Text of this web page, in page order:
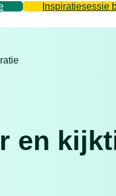
Inspiratiesessie
en